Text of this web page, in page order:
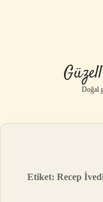
Doğal
Etiket:Recep